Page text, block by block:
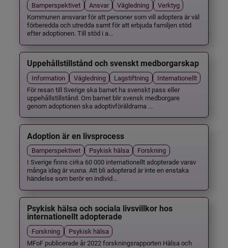
Barnperspektivet Ansvar Vägledning
Verktyg
Kommunen ansvarar för att personer som vill adoptera är väl
förberedda och utredda samt för att erbjuda familjen stöd
efter adoptionen. Till stöd i a...
Uppehållstillstånd och svenskt medborgarskap
Information Vägledning Lagstiftning
Internationellt
För resan till Sverige ska barnet ha svenskt pass eller
uppehållstillstånd. Om barnet blir svensk medborgare
genom adoptionen ska adoptivföräldrarna ...
Adoption är en livsprocess
Barnperspektivet Psykisk hälsa
Forskning
I Sverige finns cirka 60 000 internationellt adopterade varav
många idag är vuxna. Att bli adopterad är inte en enstaka
händelse som berör en individ...
Psykisk hälsa och sociala livsvillkor hos
internationellt adopterade
Forskning
Psykisk hälsa
MFoF publicerade år 2022 forskningsrapporten Hälsa och